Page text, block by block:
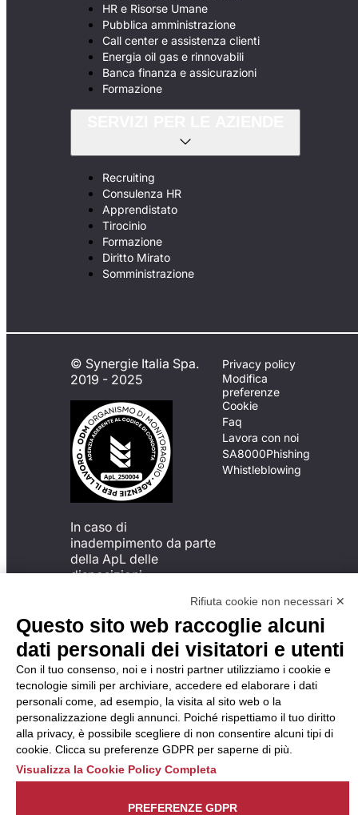
HR e Risorse Umane
Pubblica amministrazione
Call center e assistenza clienti
Energia oil gas e rinnovabili
Banca finanza e assicurazioni
Formazione
Recruiting
Consulenza HR
Apprendistato
Tirocinio
Formazione
Diritto Mirato
Somministrazione
© Synergie Italia Spa.
2019 - 2025
In caso di
inadempimento da parte
della ApL delle
disposizioni
possibile presentare un
reclamo
all’Organismo di
Monitoraggio utilizzando
una delle modalità
descritte al seguente
indirizzo web
https://odm-
agenzielavoro.it/reclami/.
Privacy policy
Modifica
preferenze
Cookie
Faq
Lavora con noi
SA8000Phishing
Whistleblowing
Rifiuta cookie non necessari ✕
Questo sito web raccoglie alcuni
dati personali dei visitatori e utenti
Con il tuo consenso, noi e i nostri partner utilizziamo i cookie e
tecnologie simili per archiviare, accedere ed elaborare i dati
personali come, ad esempio, la visita al sito web o la
personalizzazione degli annunci. Poiché rispettiamo il tuo diritto
alla privacy, è possibile scegliere di non consentire alcuni tipi di
cookie. Clicca su preferenze GDPR per saperne di più.
Visualizza la Cookie Policy Completa
PREFERENZE GDPR